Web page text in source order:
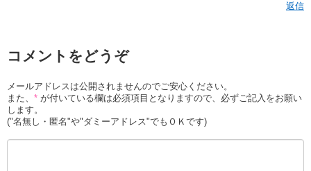
返信
コメントをどうぞ
メールアドレスは公開されませんのでご安心ください。
また、 * が付いている欄は必須項目となりますので、必ずご記入をお願い
します。
("名無し・匿名"や"ダミーアドレス"でもＯＫです)